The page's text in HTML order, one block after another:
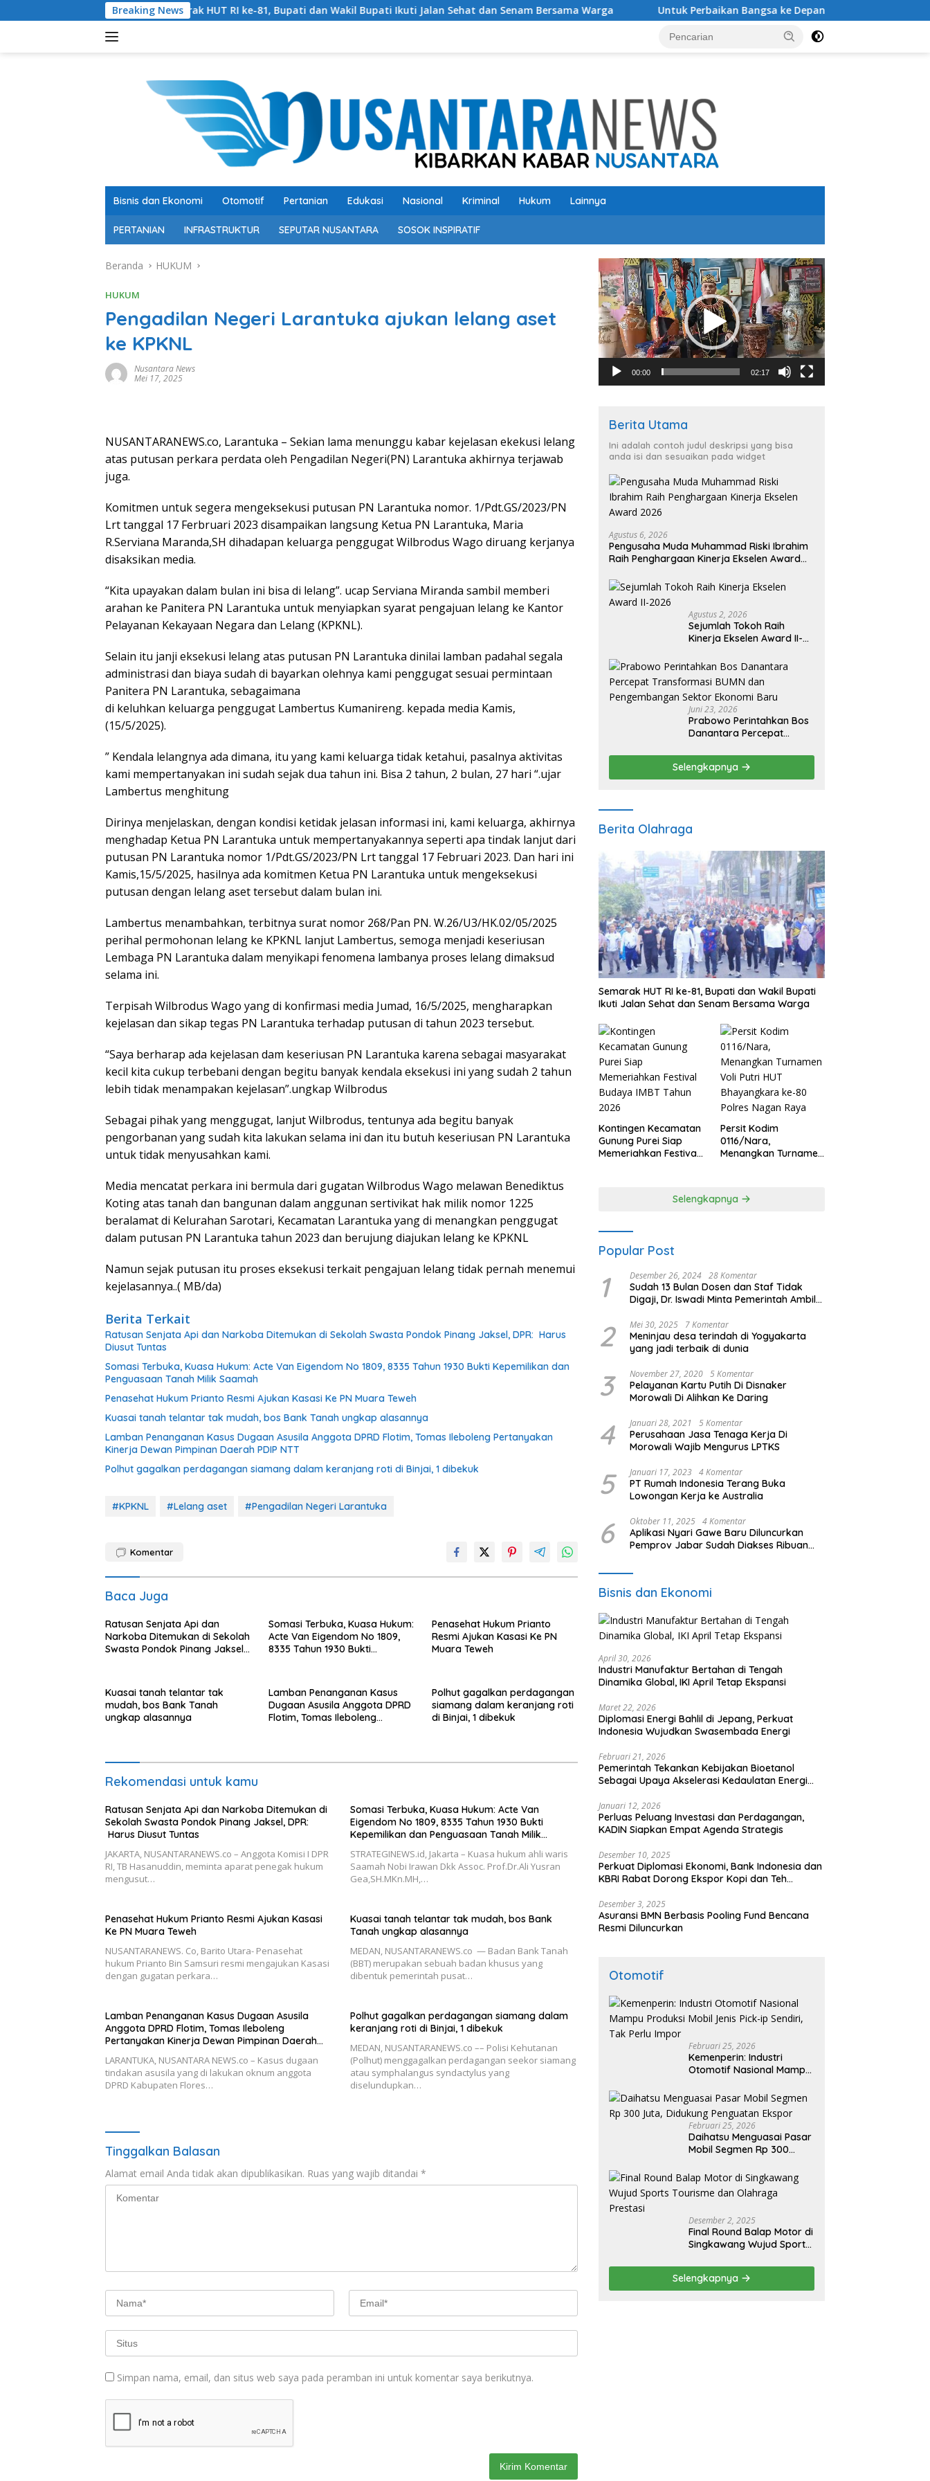
ke
Breaking News
Semarak HUT RI ke-81, Bupati dan Wakil Bupati Ikuti Jalan Sehat dan Senam Bersama Warga Untuk Perbaikan Bangsa ke Depan, Ketum DPP Purbaya Indonesia Usulkan
Bisnis dan Ekonomi Otomotif Pertanian Edukasi Nasional Kriminal Hukum Lainnya
PERTANIAN INFRASTRUKTUR SEPUTAR NUSANTARA SOSOK INSPIRATIF
Beranda HUKUM
HUKUM
Pengadilan Negeri Larantuka ajukan lelang aset
ke KPKNL
Nusantara News
Mei 17, 2025
NUSANTARANEWS.co, Larantuka – Sekian lama menunggu kabar kejelasan ekekusi lelang
atas putusan perkara perdata oleh Pengadilan Negeri(PN) Larantuka akhirnya terjawab
juga.
Komitmen untuk segera mengeksekusi putusan PN Larantuka nomor. 1/Pdt.GS/2023/PN
Lrt tanggal 17 Ferbruari 2023 disampaikan langsung Ketua PN Larantuka, Maria
R.Serviana Maranda,SH dihadapan keluarga penggugat Wilbrodus Wago diruang kerjanya
disaksikan media.
“Kita upayakan dalam bulan ini bisa di lelang”. ucap Serviana Miranda sambil memberi
arahan ke Panitera PN Larantuka untuk menyiapkan syarat pengajuan lelang ke Kantor
Pelayanan Kekayaan Negara dan Lelang (KPKNL).
Selain itu janji eksekusi lelang atas putusan PN Larantuka dinilai lamban padahal segala
administrasi dan biaya sudah di bayarkan olehnya kami penggugat sesuai permintaan
Panitera PN Larantuka, sebagaimana
di keluhkan keluarga penggugat Lambertus Kumanireng. kepada media Kamis,
(15/5/2025).
” Kendala lelangnya ada dimana, itu yang kami keluarga tidak ketahui, pasalnya aktivitas
kami mempertanyakan ini sudah sejak dua tahun ini. Bisa 2 tahun, 2 bulan, 27 hari “.ujar
Lambertus menghitung
Dirinya menjelaskan, dengan kondisi ketidak jelasan informasi ini, kami keluarga, akhirnya
menghadap Ketua PN Larantuka untuk mempertanyakannya seperti apa tindak lanjut dari
putusan PN Larantuka nomor 1/Pdt.GS/2023/PN Lrt tanggal 17 Februari 2023. Dan hari ini
Kamis,15/5/2025, hasilnya ada komitmen Ketua PN Larantuka untuk mengeksekusi
putusan dengan lelang aset tersebut dalam bulan ini.
Lambertus menambahkan, terbitnya surat nomor 268/Pan PN. W.26/U3/HK.02/05/2025
perihal permohonan lelang ke KPKNL lanjut Lambertus, semoga menjadi keseriusan
Lembaga PN Larantuka dalam menyikapi fenomena lambanya proses lelang dimaksud
selama ini.
Terpisah Wilbrodus Wago yang di konfirmasi media Jumad, 16/5/2025, mengharapkan
kejelasan dan sikap tegas PN Larantuka terhadap putusan di tahun 2023 tersebut.
“Saya berharap ada kejelasan dam keseriusan PN Larantuka karena sebagai masyarakat
kecil kita cukup terbebani dengan begitu banyak kendala eksekusi ini yang sudah 2 tahun
lebih tidak menampakan kejelasan”.ungkap Wilbrodus
Sebagai pihak yang menggugat, lanjut Wilbrodus, tentunya ada begitu banyak
pengorbanan yang sudah kita lakukan selama ini dan itu butuh keseriusan PN Larantuka
untuk tidak menyusahkan kami.
Media mencatat perkara ini bermula dari gugatan Wilbrodus Wago melawan Benediktus
Koting atas tanah dan bangunan dalam anggunan sertivikat hak milik nomor 1225
beralamat di Kelurahan Sarotari, Kecamatan Larantuka yang di menangkan penggugat
dalam putusan PN Larantuka tahun 2023 dan berujung diajukan lelang ke KPKNL
Namun sejak putusan itu proses eksekusi terkait pengajuan lelang tidak pernah menemui
kejelasannya..( MB/da)
Berita Terkait
Ratusan Senjata Api dan Narkoba Ditemukan di Sekolah Swasta Pondok Pinang Jaksel, DPR: Harus
Diusut Tuntas
Somasi Terbuka, Kuasa Hukum: Acte Van Eigendom No 1809, 8335 Tahun 1930 Bukti Kepemilikan dan
Penguasaan Tanah Milik Saamah
Penasehat Hukum Prianto Resmi Ajukan Kasasi Ke PN Muara Teweh
Kuasai tanah telantar tak mudah, bos Bank Tanah ungkap alasannya
Lamban Penanganan Kasus Dugaan Asusila Anggota DPRD Flotim, Tomas Ileboleng Pertanyakan
Kinerja Dewan Pimpinan Daerah PDIP NTT
Polhut gagalkan perdagangan siamang dalam keranjang roti di Binjai, 1 dibekuk
#KPKNL #Lelang aset #Pengadilan Negeri Larantuka
Komentar
Baca Juga
Ratusan Senjata Api dan
Narkoba Ditemukan di Sekolah
Swasta Pondok Pinang Jaksel,
Somasi Terbuka, Kuasa Hukum:
Acte Van Eigendom No 1809,
8335 Tahun 1930 Bukti
Penasehat Hukum Prianto
Resmi Ajukan Kasasi Ke PN
Muara Teweh
Kuasai tanah telantar tak
mudah, bos Bank Tanah
ungkap alasannya
Lamban Penanganan Kasus
Dugaan Asusila Anggota DPRD
Flotim, Tomas Ileboleng
Polhut gagalkan perdagangan
siamang dalam keranjang roti
di Binjai, 1 dibekuk
Rekomendasi untuk kamu
Ratusan Senjata Api dan Narkoba Ditemukan di
Sekolah Swasta Pondok Pinang Jaksel, DPR:
Harus Diusut Tuntas
JAKARTA, NUSANTARANEWS.co – Anggota Komisi I DPR
RI, TB Hasanuddin, meminta aparat penegak hukum
mengusut…
Somasi Terbuka, Kuasa Hukum: Acte Van
Eigendom No 1809, 8335 Tahun 1930 Bukti
Kepemilikan dan Penguasaan Tanah Milik
STRATEGINEWS.id, Jakarta – Kuasa hukum ahli waris
Saamah Nobi Irawan Dkk Assoc. Prof.Dr.Ali Yusran
Gea,SH.MKn.MH,…
Penasehat Hukum Prianto Resmi Ajukan Kasasi
Ke PN Muara Teweh
NUSANTARANEWS. Co, Barito Utara- Penasehat
hukum Prianto Bin Samsuri resmi mengajukan Kasasi
dengan gugatan perkara…
Kuasai tanah telantar tak mudah, bos Bank
Tanah ungkap alasannya
MEDAN, NUSANTARANEWS.co — Badan Bank Tanah
(BBT) merupakan sebuah badan khusus yang
dibentuk pemerintah pusat…
Lamban Penanganan Kasus Dugaan Asusila
Anggota DPRD Flotim, Tomas Ileboleng
Pertanyakan Kinerja Dewan Pimpinan Daerah
LARANTUKA, NUSANTARA NEWS.co – Kasus dugaan
tindakan asusila yang di lakukan oknum anggota
DPRD Kabupaten Flores…
Polhut gagalkan perdagangan siamang dalam
keranjang roti di Binjai, 1 dibekuk
MEDAN, NUSANTARANEWS.co –– Polisi Kehutanan
(Polhut) menggagalkan perdagangan seekor siamang
atau symphalangus syndactylus yang
diselundupkan…
Tinggalkan Balasan
Alamat email Anda tidak akan dipublikasikan. Ruas yang wajib ditandai *
Simpan nama, email, dan situs web saya pada peramban ini untuk komentar saya berikutnya.
Pemutar
Video
00:00 02:17
Berita Utama
Ini adalah contoh judul deskripsi yang bisa
anda isi dan sesuaikan pada widget
Agustus 6, 2026
Pengusaha Muda Muhammad Riski Ibrahim
Raih Penghargaan Kinerja Ekselen Award
Agustus 2, 2026
Sejumlah Tokoh Raih
Kinerja Ekselen Award II-
Juni 23, 2026
Prabowo Perintahkan Bos
Danantara Percepat
Pengembangan Sektor
Ekonomi Baru
Selengkapnya
Berita Olahraga
Semarak HUT RI ke-81, Bupati dan Wakil Bupati
Ikuti Jalan Sehat dan Senam Bersama Warga
Kontingen Kecamatan
Gunung Purei Siap
Memeriahkan Festival
Persit Kodim
0116/Nara,
Menangkan Turnamen
Selengkapnya
Popular Post
1 Desember 26, 2024 28 Komentar
Sudah 13 Bulan Dosen dan Staf Tidak
Digaji, Dr. Iswadi Minta Pemerintah Ambil
2 Mei 30, 2025 7 Komentar
Meninjau desa terindah di Yogyakarta
yang jadi terbaik di dunia
3 November 27, 2020 5 Komentar
Pelayanan Kartu Putih Di Disnaker
Morowali Di Alihkan Ke Daring
4 Januari 28, 2021 5 Komentar
Perusahaan Jasa Tenaga Kerja Di
Morowali Wajib Mengurus LPTKS
5 Januari 17, 2023 4 Komentar
PT Rumah Indonesia Terang Buka
Lowongan Kerja ke Australia
6 Oktober 11, 2025 4 Komentar
Aplikasi Nyari Gawe Baru Diluncurkan
Pemprov Jabar Sudah Diakses Ribuan
Bisnis dan Ekonomi
April 30, 2026
Industri Manufaktur Bertahan di Tengah
Dinamika Global, IKI April Tetap Ekspansi
Maret 22, 2026
Diplomasi Energi Bahlil di Jepang, Perkuat
Indonesia Wujudkan Swasembada Energi
Februari 21, 2026
Pemerintah Tekankan Kebijakan Bioetanol
Sebagai Upaya Akselerasi Kedaulatan Energi
Januari 12, 2026
Perluas Peluang Investasi dan Perdagangan,
KADIN Siapkan Empat Agenda Strategis
Desember 10, 2025
Perkuat Diplomasi Ekonomi, Bank Indonesia dan
KBRI Rabat Dorong Ekspor Kopi dan Teh
Desember 3, 2025
Asuransi BMN Berbasis Pooling Fund Bencana
Resmi Diluncurkan
Otomotif
Februari 25, 2026
Kemenperin: Industri
Otomotif Nasional Mampu
ip Sendiri, Tak Perlu Impor
Februari 25, 2026
Daihatsu Menguasai Pasar
Mobil Segmen Rp 300
Ekspor
Desember 2, 2025
Final Round Balap Motor di
Singkawang Wujud Sports
Prestasi
Selengkapnya